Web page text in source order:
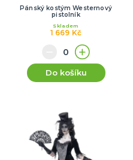
Pánský kostým Westernový
pistolník
1 669 Kč
Skladem
Do košíku